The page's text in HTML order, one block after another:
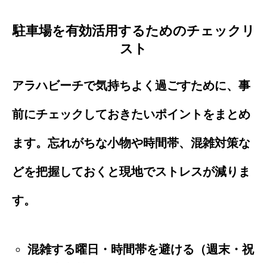
駐車場を有効活用するためのチェックリ
スト
アラハビーチで気持ちよく過ごすために、事
前にチェックしておきたいポイントをまとめ
ます。忘れがちな小物や時間帯、混雑対策な
どを把握しておくと現地でストレスが減りま
す。
混雑する曜日・時間帯を避ける（週末・祝